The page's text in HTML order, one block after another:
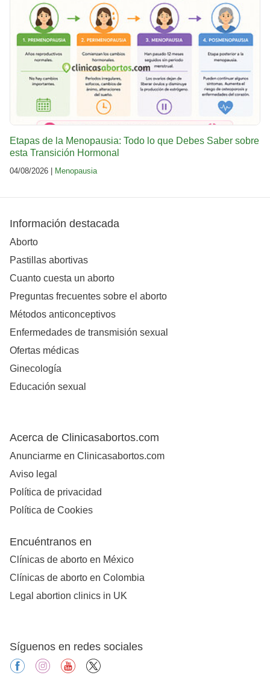
Etapas de la Menopausia: Todo lo que Debes Saber sobre
esta Transición Hormonal
04/08/2026 | Menopausia
Información destacada
Aborto
Pastillas abortivas
Cuanto cuesta un aborto
Preguntas frecuentes sobre el aborto
Métodos anticonceptivos
Enfermedades de transmisión sexual
Ofertas médicas
Ginecología
Educación sexual
Acerca de Clinicasabortos.com
Anunciarme en Clinicasabortos.com
Aviso legal
Política de privacidad
Política de Cookies
Encuéntranos en
Clínicas de aborto en México
Clínicas de aborto en Colombia
Legal abortion clinics in UK
Síguenos en redes sociales
facebookinstagramyoutube